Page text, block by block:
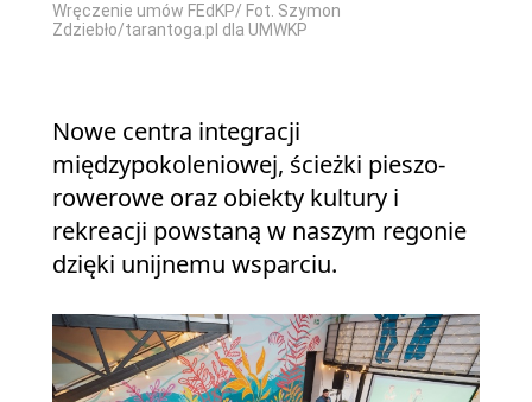
Wręczenie umów FEdKP/ Fot. Szymon
Zdziebło/tarantoga.pl dla UMWKP
Nowe centra integracji
międzypokoleniowej, ścieżki pieszo-
rowerowe oraz obiekty kultury i
rekreacji powstaną w naszym regonie
dzięki unijnemu wsparciu.